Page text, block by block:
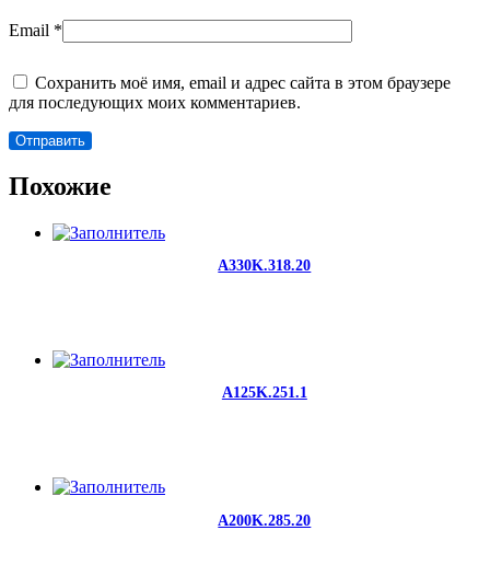
Email *
Сохранить моё имя, email и адрес сайта в этом браузере
для последующих моих комментариев.
Похожие
A330K.318.20
A125K.251.1
A200K.285.20